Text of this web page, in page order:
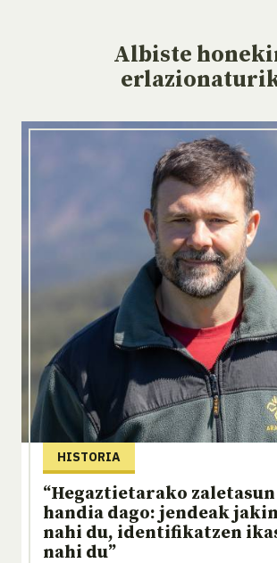
Albiste
HISTORIA
“Hegaztietarako zaletasun
handia dago: jendeak
nahi du, identifikatzen
nahi du”